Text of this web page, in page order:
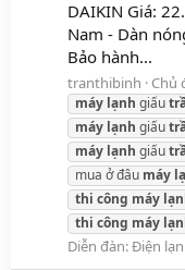
DAIKIN Giá:
Nam - Dàn
Bảo hành...
tranthibinh Chủ
máy lạnh giấu
máy lạnh giấu
máy lạnh giấu
mua ở đâu máy
thi công máy
thi công máy
Diễn đàn:Điện